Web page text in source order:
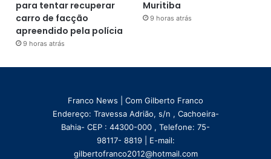
para tentar recuperar
carro de facção
apreendido pela polícia
9 horas atrás
Muritiba
9 horas atrás
Franco News | Com Gilberto Franco
Endereço: Travessa Adrião, s/n , Cachoeira-
Bahia- CEP : 44300-000 , Telefone: 75-
98117- 8819 | E-mail:
gilbertofranco2012@hotmail.com